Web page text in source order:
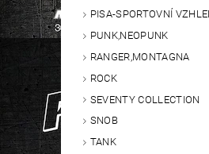
PISA-SPORTOVNÍ
PUNK,NEOPUNK
RANGER,MONTAGNA
ROCK
SEVENTY COLLECTION
SNOB
TANK